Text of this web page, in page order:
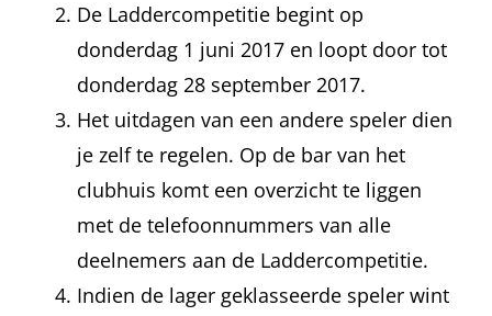
De Laddercompetitie begint op
donderdag 1 juni 2017 en loopt door tot
donderdag 28 september 2017.
Het uitdagen van een andere speler dien
je zelf te regelen. Op de bar van het
clubhuis komt een overzicht te liggen
met de telefoonnummers van alle
deelnemers aan de Laddercompetitie.
Indien de lager geklasseerde speler wint